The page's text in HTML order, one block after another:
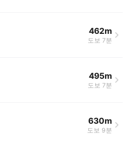
462m
도보 7분
495m
도보 7분
630m
도보 9분